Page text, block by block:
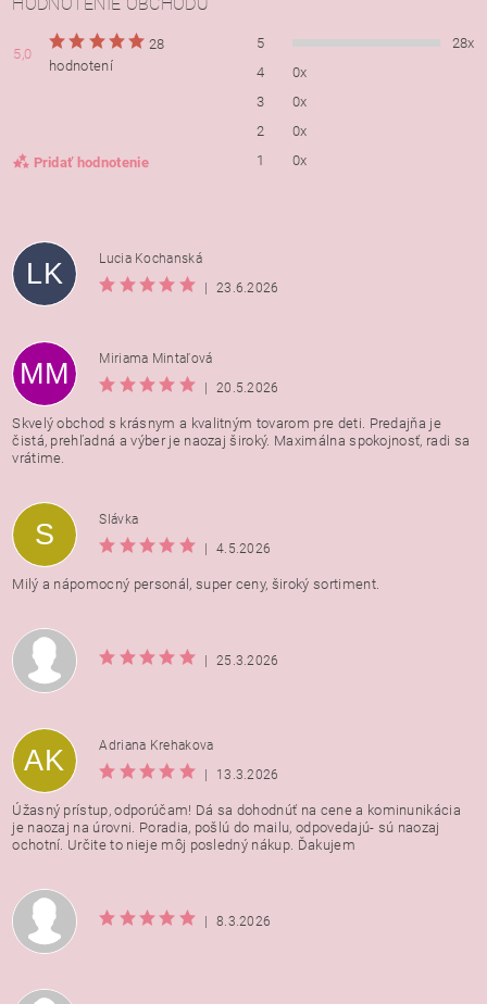
5,0
28
hodnotení
Pridať hodnotenie
5
28x
4
0x
3
0x
2
0x
1
0x
Vložením hodnotenie súhlasíte s
osobných údajov
LK
Lucia Kochanská
|
23.6.2026
MM
Miriama Mintaľová
|
20.5.2026
Skvelý obchod s krásnym a kvalitným tovarom pre deti. Predajňa je
čistá, prehľadná a výber je naozaj široký. Maximálna spokojnosť, radi sa
vrátime.
S
Slávka
|
4.5.2026
Milý a nápomocný personál, super ceny, široký sortiment.
| 25.3.2026
AK
Adriana Krehakova
|
13.3.2026
Úžasný prístup, odporúčam! Dá sa dohodnúť na cene a kominunikácia
je naozaj na úrovni. Poradia, pošlú do mailu, odpovedajú- sú naozaj
ochotní. Určite to nieje môj posledný nákup. Ďakujem
| 8.3.2026